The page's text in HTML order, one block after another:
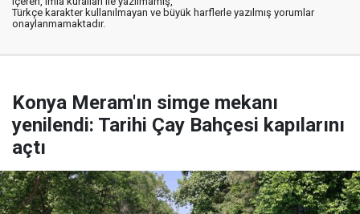
Türkçe karakter kullanılmayan ve büyük harflerle yazılmış yorumlar
onaylanmamaktadır.
Konya Meram'ın simge mekanı
yenilendi: Tarihi Çay Bahçesi kapılarını
açtı